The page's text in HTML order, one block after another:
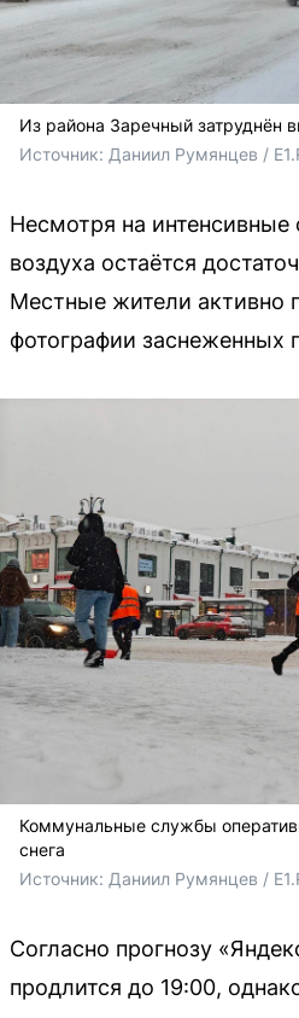
Из района Заречный затруднён
Источник: Даниил Румянцев /
Несмотря на интенсивные
воздуха остаётся
Местные жители активно
фотографии заснеженных
Коммунальные службы
снега
Источник: Даниил Румянцев /
Согласно прогнозу
продлится до 19:00,